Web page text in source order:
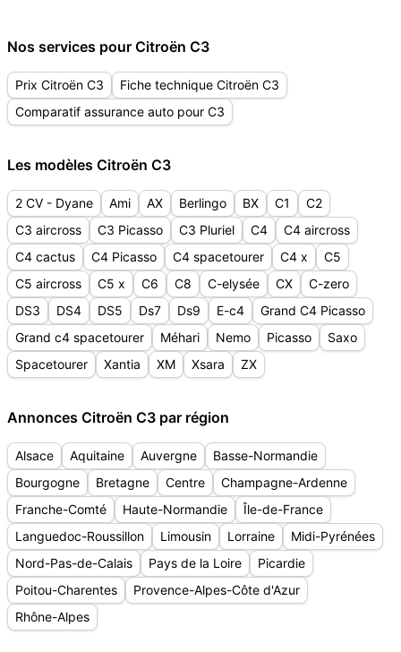
Nos services pour Citroën C3
Prix Citroën C3
Fiche technique Citroën C3
Comparatif assurance auto pour C3
Les modèles Citroën C3
2 CV - Dyane Ami AX Berlingo BX C1
C2
C3 aircross
C3 Picasso C3 Pluriel C4
C4 aircross
C4 cactus
C4 Picasso C4 spacetourer C4 x
C5
C5 aircross
C5 x C6 C8 C-elysée CX
C-zero
DS3
DS4 DS5 Ds7 Ds9 E-c4
Grand C4 Picasso
Grand c4 spacetourer
Méhari Nemo Picasso
Saxo
Spacetourer
Xantia XM Xsara ZX
Annonces Citroën C3 par région
Alsace Aquitaine Auvergne
Basse-Normandie
Bourgogne
Bretagne Centre
Champagne-Ardenne
Franche-Comté
Haute-Normandie
Île-de-France
Languedoc-Roussillon
Limousin Lorraine
Midi-Pyrénées
Nord-Pas-de-Calais
Pays de la Loire
Picardie
Poitou-Charentes
Provence-Alpes-Côte d'Azur
Rhône-Alpes